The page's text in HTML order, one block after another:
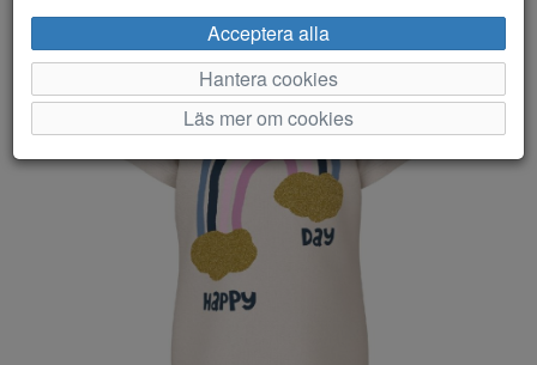
Acceptera alla
Hantera cookies
Läs mer om cookies